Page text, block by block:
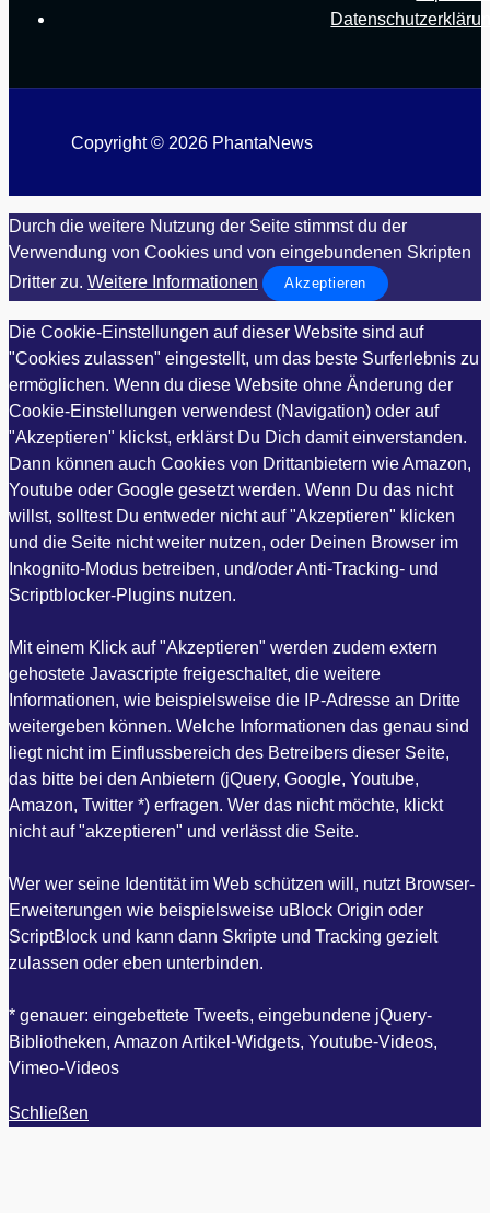
Copyright © 2026 PhantaNews
Durch die weitere Nutzung der Seite stimmst du der
Verwendung von Cookies und von eingebundenen Skripten
Dritter zu. Weitere Informationen Akzeptieren
Die Cookie-Einstellungen auf dieser Website sind auf
"Cookies zulassen" eingestellt, um das beste Surferlebnis zu
ermöglichen. Wenn du diese Website ohne Änderung der
Cookie-Einstellungen verwendest (Navigation) oder auf
"Akzeptieren" klickst, erklärst Du Dich damit einverstanden.
Dann können auch Cookies von Drittanbietern wie Amazon,
Youtube oder Google gesetzt werden. Wenn Du das nicht
willst, solltest Du entweder nicht auf "Akzeptieren" klicken
und die Seite nicht weiter nutzen, oder Deinen Browser im
Inkognito-Modus betreiben, und/oder Anti-Tracking- und
Scriptblocker-Plugins nutzen.
Mit einem Klick auf "Akzeptieren" werden zudem extern
gehostete Javascripte freigeschaltet, die weitere
Informationen, wie beispielsweise die IP-Adresse an Dritte
weitergeben können. Welche Informationen das genau sind
liegt nicht im Einflussbereich des Betreibers dieser Seite,
das bitte bei den Anbietern (jQuery, Google, Youtube,
Amazon, Twitter *) erfragen. Wer das nicht möchte, klickt
nicht auf "akzeptieren" und verlässt die Seite.
Wer wer seine Identität im Web schützen will, nutzt Browser-
Erweiterungen wie beispielsweise uBlock Origin oder
ScriptBlock und kann dann Skripte und Tracking gezielt
zulassen oder eben unterbinden.
* genauer: eingebettete Tweets, eingebundene jQuery-
Bibliotheken, Amazon Artikel-Widgets, Youtube-Videos,
Vimeo-Videos
Schließen